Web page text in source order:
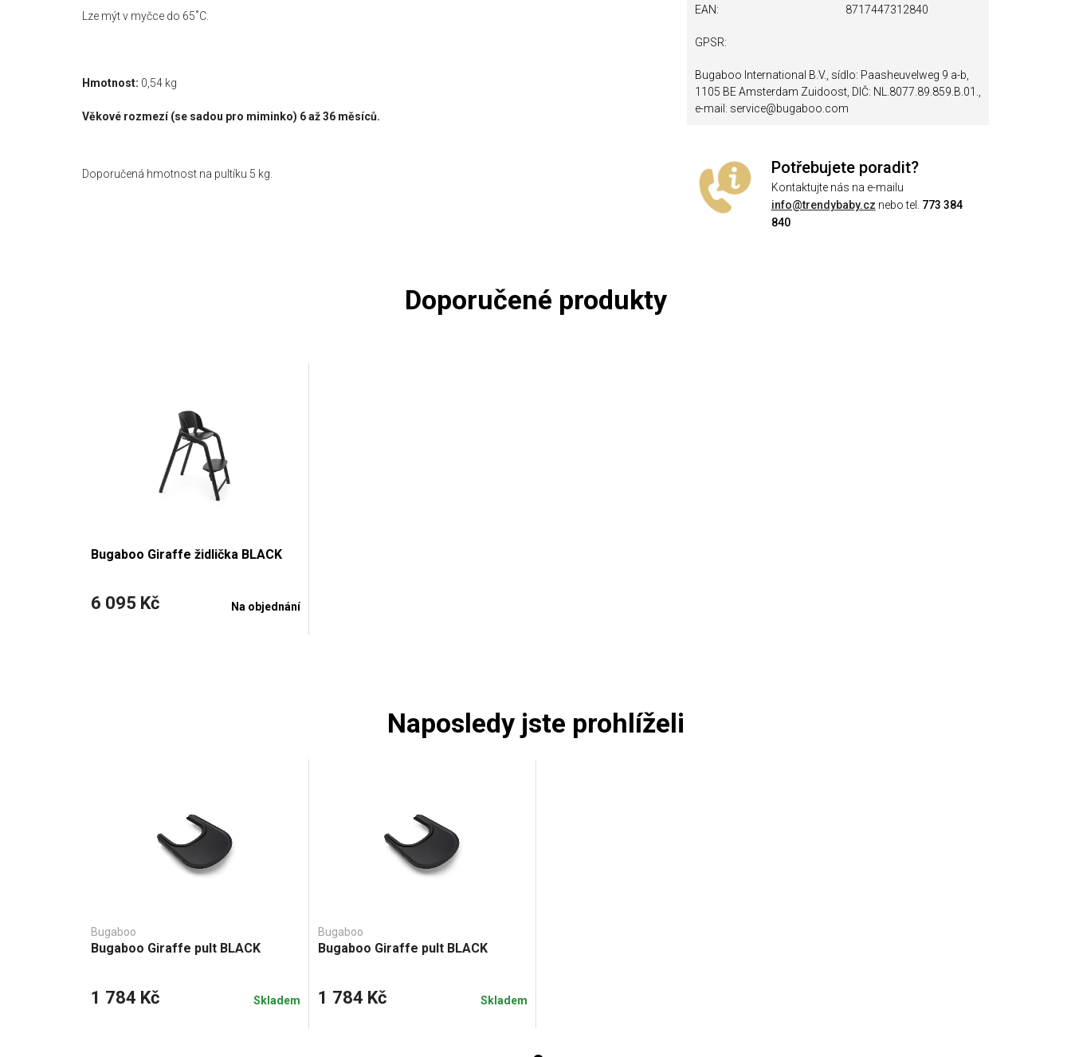
Lze mýt v myčce do 65˚C.
Hmotnost: 0,54 kg
Věkové rozmezí (se sadou pro miminko) 6 až 36 měsíců.
Doporučená hmotnost na pultíku 5 kg.
EAN 8717447312840
GPSR
Bugaboo International B.V., sídlo: Paasheuvelweg 9 a-b,
1105 BE Amsterdam Zuidoost, DIČ: NL.8077.89.859.B.01.,
e-mail: service@bugaboo.com
Potřebujete poradit?
Kontaktujte nás na e-mailu
info@trendybaby.cz nebo tel. 773 384
840
Doporučené produkty
Bugaboo Giraffe židlička BLACK
6 095 Kč Na objednání
Naposledy jste prohlíželi
Bugaboo
Bugaboo Giraffe pult BLACK
1 784 Kč Skladem
Bugaboo
Bugaboo Giraffe pult BLACK
1 784 Kč Skladem